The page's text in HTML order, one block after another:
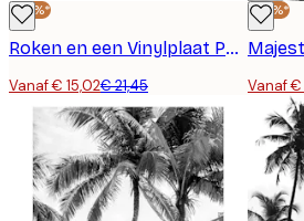
-30%*
Roken en een Vinylplaat Poster
Vanaf € 15,02€ 21,45
-30%*
Vanaf